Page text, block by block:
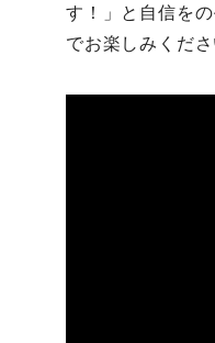
す！」と自信を
でお楽しみくだ